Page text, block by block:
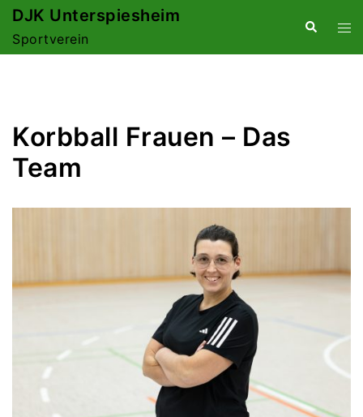
Zum
springen
DJK Unterspiesheim
Sportverein
Suche
Korbball Frauen – Das
Team